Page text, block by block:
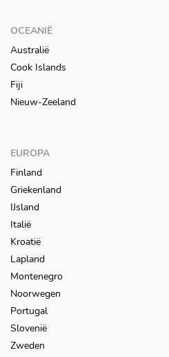
OCEANIË
Australië
Cook Islands
Fiji
Nieuw-Zeeland
EUROPA
Finland
Griekenland
IJsland
Italië
Kroatië
Lapland
Montenegro
Noorwegen
Portugal
Slovenië
Zweden